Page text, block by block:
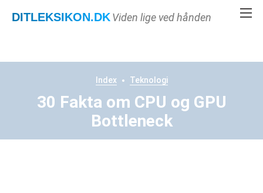
DITLEKSIKON.DKViden lige ved hånden
Index Teknologi
30 Fakta om CPU og GPU
Bottleneck